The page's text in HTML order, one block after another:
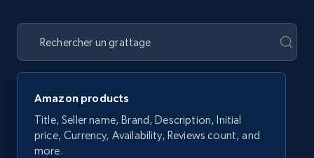
Amazon products
Title, Seller name, Brand, Description, Initial
price, Currency, Availability, Reviews count, and
more.